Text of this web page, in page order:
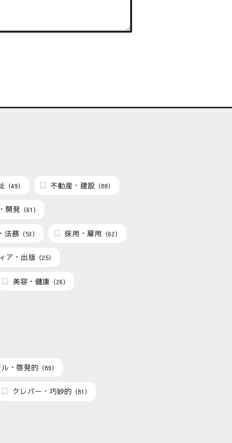
（49） 不動産・建設 （89）
開発 （61）
法務 （53） 採用・雇用 （62）
ア・出版 （25）
美容・健康 （26）
・啓発的 （89）
クレバー・巧妙的 （81）